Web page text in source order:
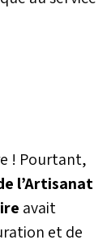
! Pourtant,
l’Artisanat
avait
et de